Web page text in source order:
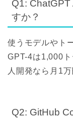
Q1: ChatGPT
すか？
使うモデルやト
GPT-4は1,000
人開発なら月1
Q2: GitHub